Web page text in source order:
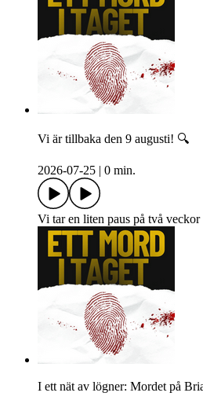
Vi är tillbaka den 9 augusti! 🔍
2026-07-25 0 min.
Vi tar en liten paus på två veckor
I ett nät av lögner: Mordet på